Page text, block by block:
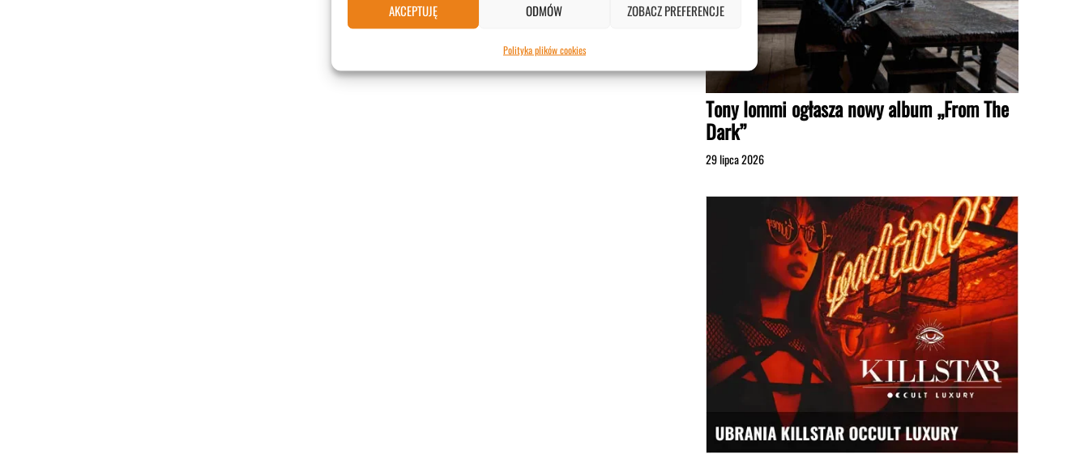
AKCEPTUJĘ ODMÓW ZOBACZ PREFERENCJE
Polityka plików cookies
Tony Iommi ogłasza nowy album „From The
Dark”
29 lipca 2026